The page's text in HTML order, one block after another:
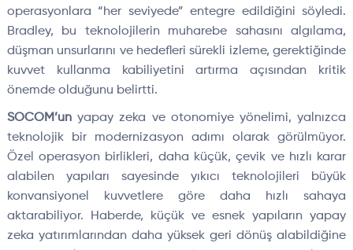
operasyonlara “her seviyede” entegre edildiğini söyledi.
Bradley, bu teknolojilerin muharebe sahasını algılama,
düşman unsurlarını ve hedefleri sürekli izleme, gerektiğinde
kuvvet kullanma kabiliyetini artırma açısından kritik
önemde olduğunu belirtti.
SOCOM’unyapay zeka ve otonomiye yönelimi, yalnızca
teknolojik bir modernizasyon adımı olarak görülmüyor.
Özel operasyon birlikleri, daha küçük, çevik ve hızlı karar
alabilen yapıları sayesinde yıkıcı teknolojileri büyük
konvansiyonel kuvvetlere göre daha hızlı sahaya
aktarabiliyor. Haberde, küçük ve esnek yapıların yapay
zeka yatırımlarından daha yüksek geri dönüş alabildiğine